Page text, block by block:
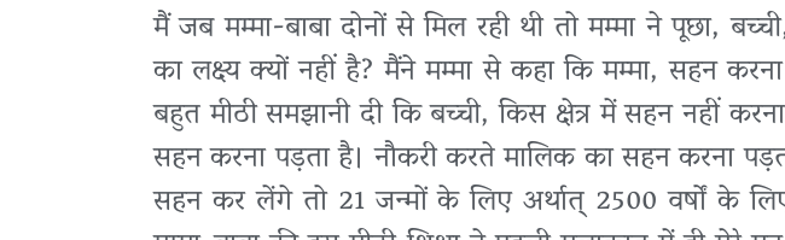
मैं जब मम्मा-बाबा दोनों से मिल रही थी तो मम्मा ने पूछा,
का लक्ष्य क्यों नहीं है? मैंने मम्मा से कहा कि मम्मा, सहन
बहुत मीठी समझानी दी कि बच्ची, किस क्षेत्र में सहन नहीं
सहन करना पड़ता है। नौकरी करते मालिक का सहन करना
सहन कर लेंगे तो 21 जन्मों के लिए अर्थात् 2500 वर्षों के लिए